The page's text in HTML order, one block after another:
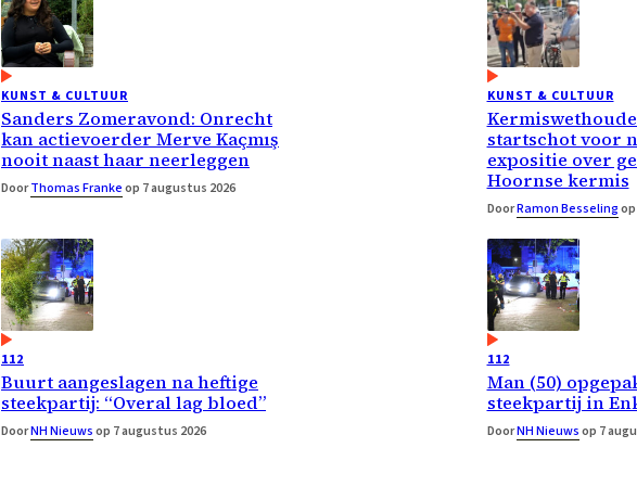
KUNST & CULTUUR
Sanders Zomeravond: Onrecht
kan actievoerder Merve Kaçmış
nooit naast haar neerleggen
DoorThomas Frankeop 7 augustus 2026
KUNST & CULTUUR
startschot voor
expositie over
Hoornse kermis
DoorRamon Besseling
112
Buurt aangeslagen na heftige
steekpartij: “Overal lag bloed”
DoorNH Nieuwsop 7 augustus 2026
112
Man (50)
steekpartij in
DoorNH Nieuwsop 7